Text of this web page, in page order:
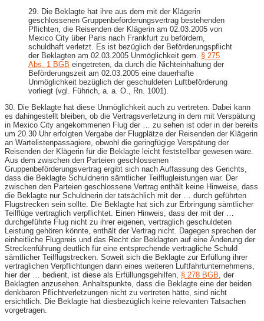
29. Die Beklagte hat ihre aus dem mit der Klägerin
geschlossenen Gruppenbeförderungsvertrag bestehenden
Pflichten, die Reisenden der Klägerin am 02.03.2005 von
Mexico City über Paris nach Frankfurt zu befördern,
schuldhaft verletzt. Es ist bezüglich der Beförderungspflicht
der Beklagten am 02.03.2005 Unmöglichkeit gem. § 275
Abs. 1 BGB eingetreten, da durch die Nichteinhaltung der
Beförderungszeit am 02.03.2005 eine dauerhafte
Unmöglichkeit bezüglich der geschuldeten Luftbeförderung
vorliegt (vgl. Führich, a. a. O., Rn. 1001).
30. Die Beklagte hat diese Unmöglichkeit auch zu vertreten. Dabei kann
es dahingestellt bleiben, ob die Vertragsverletzung in dem mit Verspätung
in Mexico City angekommenen Flug der … zu sehen ist oder in der bereits
um 20.30 Uhr erfolgten Vergabe der Flugplätze der Reisenden der Klägerin
an Wartelistenpassagiere, obwohl die geringfügige Verspätung der
Reisenden der Klägerin für die Beklagte leicht feststellbar gewesen wäre.
Aus dem zwischen den Parteien geschlossenen
Gruppenbeförderungsvertrag ergibt sich nach Auffassung des Gerichts,
dass die Beklagte Schuldnerin sämtlicher Teilflugleistungen war. Der
zwischen den Parteien geschlossene Vertrag enthält keine Hinweise, dass
die Beklagte nur Schuldnerin der tatsächlich mit der … durch geführten
Flugstrecken sein sollte. Die Beklagte hat sich zur Erbringung sämtlicher
Teilflüge vertraglich verpflichtet. Einen Hinweis, dass der mit der …
durchgeführte Flug nicht zu ihrer eigenen, vertraglich geschuldeten
Leistung gehören könnte, enthält der Vertrag nicht. Dagegen sprechen der
einheitliche Flugpreis und das Recht der Beklagten auf eine Änderung der
Streckenführung deutlich für eine entsprechende vertragliche Schuld
sämtlicher Teilflugstrecken. Soweit sich die Beklagte zur Erfüllung ihrer
vertraglichen Verpflichtungen dann eines weiteren Luftfahrtunternehmens,
hier der … bedient, ist diese als Erfüllungsgehilfen, § 278 BGB , der
Beklagten anzusehen. Anhaltspunkte, dass die Beklagte eine der beiden
denkbaren Pflichtverletzungen nicht zu vertreten hätte, sind nicht
ersichtlich. Die Beklagte hat diesbezüglich keine relevanten Tatsachen
vorgetragen.